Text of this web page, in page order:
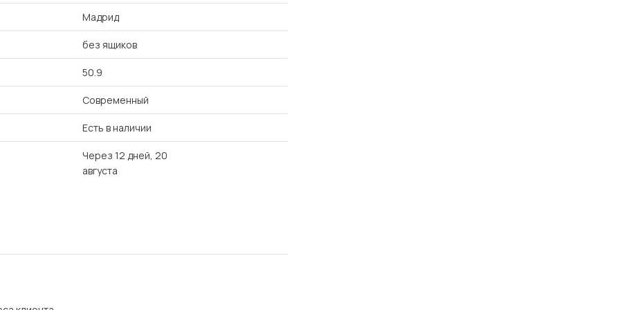
Мадрид
без ящиков
50.9
Современный
Есть в наличии
Через 12 дней, 20
августа